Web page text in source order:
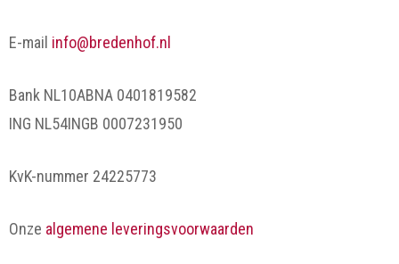
E-mail info@bredenhof.nl
Bank NL10ABNA 0401819582
ING NL54INGB 0007231950
KvK-nummer 24225773
Onze algemene leveringsvoorwaarden